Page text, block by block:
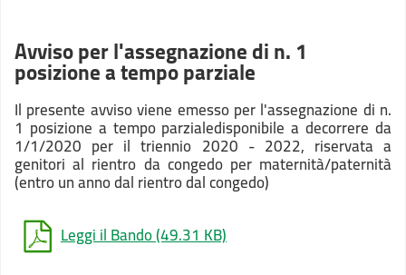
Avviso per l'assegnazione di n. 1
posizione a tempo parziale
Il presente avviso viene emesso per l'assegnazione di n.
1 posizione a tempo parzialedisponibile a decorrere da
1/1/2020 per il triennio 2020 - 2022, riservata a
genitori al rientro da congedo per maternità/paternità
(entro un anno dal rientro dal congedo)
Leggi il Bando(49.31 KB)